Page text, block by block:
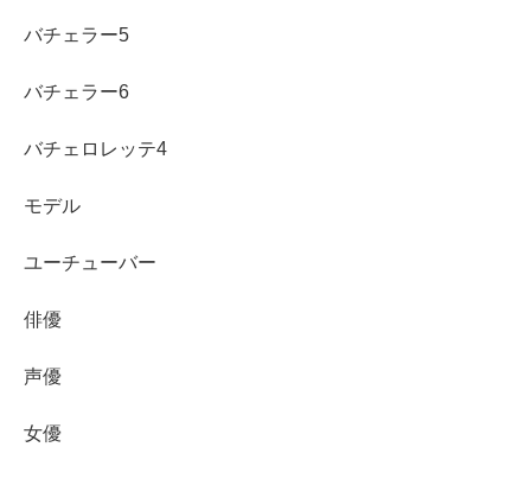
バチェラー5
バチェラー6
バチェロレッテ4
モデル
ユーチューバー
俳優
声優
女優